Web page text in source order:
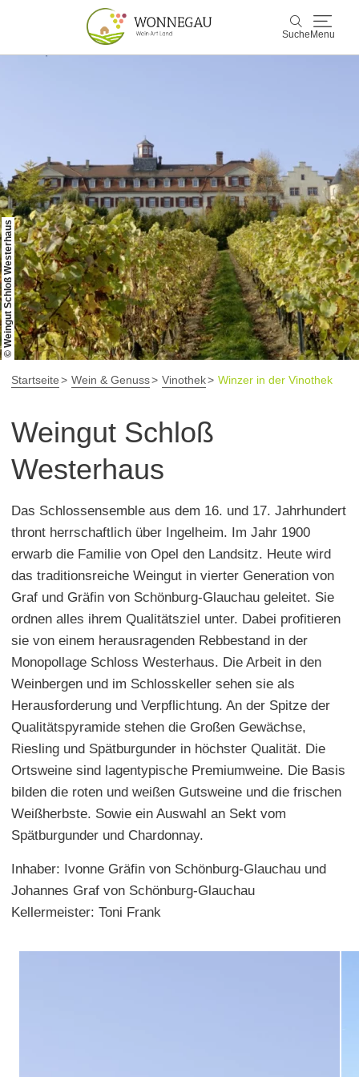
Suche Menu
Entdecken & Erleben
Wein & Genuss
Kultur & Events
Buchen & Service
© Weingut Schloß Westerhaus
Startseite Wein & Genuss Vinothek Winzer in der Vinothek
Weingut Schloß
Westerhaus
Das Schlossensemble aus dem 16. und 17. Jahrhundert
thront herrschaftlich über Ingelheim. Im Jahr 1900
erwarb die Familie von Opel den Landsitz. Heute wird
das traditionsreiche Weingut in vierter Generation von
Graf und Gräfin von Schönburg-Glauchau geleitet. Sie
ordnen alles ihrem Qualitätsziel unter. Dabei profitieren
sie von einem herausragenden Rebbestand in der
Monopollage Schloss Westerhaus. Die Arbeit in den
Weinbergen und im Schlosskeller sehen sie als
Herausforderung und Verpflichtung. An der Spitze der
Qualitätspyramide stehen die Großen Gewächse,
Riesling und Spätburgunder in höchster Qualität. Die
Ortsweine sind lagentypische Premiumweine. Die Basis
bilden die roten und weißen Gutsweine und die frischen
Weißherbste. Sowie ein Auswahl an Sekt vom
Spätburgunder und Chardonnay.
Inhaber: Ivonne Gräfin von Schönburg-Glauchau und
Johannes Graf von Schönburg-Glauchau
Kellermeister: Toni Frank